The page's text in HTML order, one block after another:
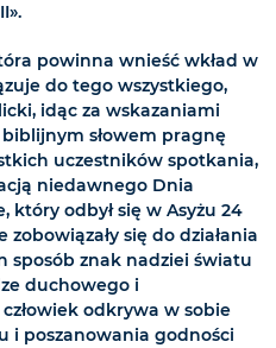
powinna wnieść wkład w
do tego wszystkiego,
idąc za wskazaniami
słowem pragnę
uczestników spotkania,
niedawnego Dnia
który odbył się w Asyżu 24
się do działania
sposób znak nadziei światu
duchowego i
odkrywa w sobie
i poszanowania godności